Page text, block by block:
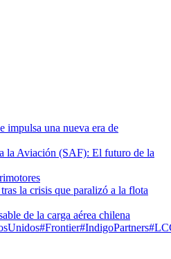
impulsa una nueva era de
la Aviación (SAF): El futuro de la
la crisis que paralizó a la flota
de la carga aérea chilena
#Frontier#IndigoPartners